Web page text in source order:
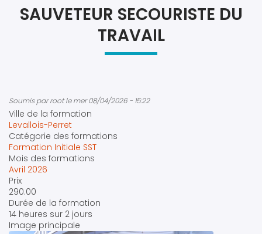
SAUVETEUR SECOURISTE DU
TRAVAIL
Soumis parrootlemer 08/04/2026 - 15:22
Ville de la formation
Levallois-Perret
Catégorie des formations
Formation Initiale SST
Mois des formations
Avril 2026
Prix
290.00
Durée de la formation
14 heures sur 2 jours
Image principale